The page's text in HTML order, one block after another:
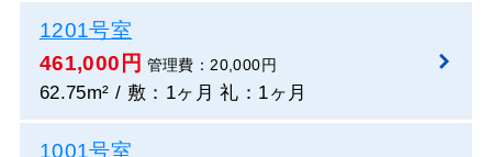
1201号室
461,000円 管理費：20,000円
62.75m² / 敷：1ヶ月 礼：1ヶ月
1001号室